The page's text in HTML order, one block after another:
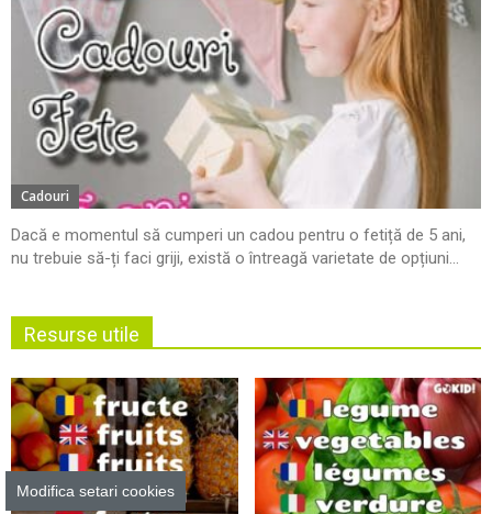
Cadouri
Dacă e momentul să cumperi un cadou pentru o fetiță de 5 ani,
nu trebuie să-ți faci griji, există o întreagă varietate de opțiuni...
Resurse utile
Modifica setari cookies